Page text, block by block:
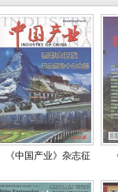
《中国产业》杂志征